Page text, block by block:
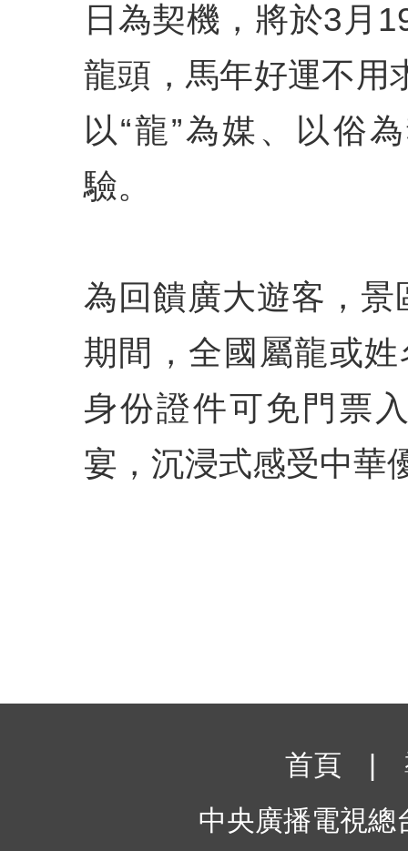
日為契機，將於3月
龍頭，馬年好運不用
以“龍”為媒、以俗
驗。
為回饋廣大遊客，
期間，全國屬龍或姓
身份證件可免門票
宴，沉浸式感受中華
首頁
中央廣播電視總